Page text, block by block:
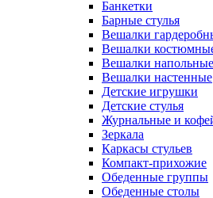
Банкетки
Барные стулья
Вешалки
Вешалки
Вешалки напольные
Вешалки настенные
Детские игрушки
Детские стулья
Журнальные и
Зеркала
Каркасы стульев
Компакт-прихожие
Обеденные группы
Обеденные столы